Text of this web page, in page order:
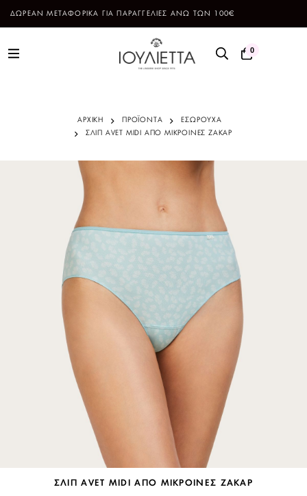
ΔΩΡΕΑΝ ΜΕΤΑΦΟΡΙΚΑ ΓΙΑ ΠΑΡΑΓΓΕΛΙΕΣ ΑΝΩ ΤΩΝ 100€
0
ΑΡΧΙΚΗ ΠΡΟΪΌΝΤΑ
ΕΣΩΡΟΥΧΑ
ΣΛΙΠ AVET MIDI ΑΠΟ ΜΙΚΡΟΙΝΕΣ ΖΑΚΑΡ
ΣΛΙΠ AVET MIDI ΑΠΟ ΜΙΚΡΟΙΝΕΣ ΖΑΚΑΡ